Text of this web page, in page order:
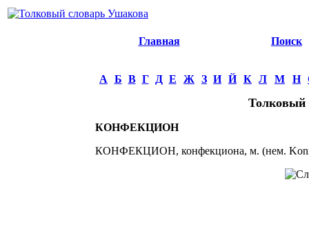
Главная Поиск
А Б В Г Д Е Ж З И Й К Л М Н
Толковый
КОНФЕКЦИОН
КОНФЕКЦИОН, конфекциона, м. (нем.